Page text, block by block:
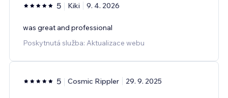
5 Kiki 9. 4. 2026
was great and professional
Poskytnutá služba: Aktualizace webu
5 Cosmic Rippler 29. 9. 2025